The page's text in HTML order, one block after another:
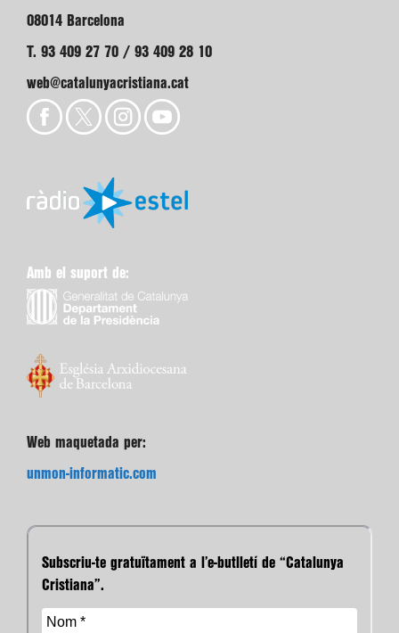
08014 Barcelona
T. 93 409 27 70 / 93 409 28 10
web@catalunyacristiana.cat
Amb el suport de:
Web maquetada per:
unmon-informatic.com
Subscriu-te gratuïtament a l’e-butlletí de “Catalunya
Cristiana”.